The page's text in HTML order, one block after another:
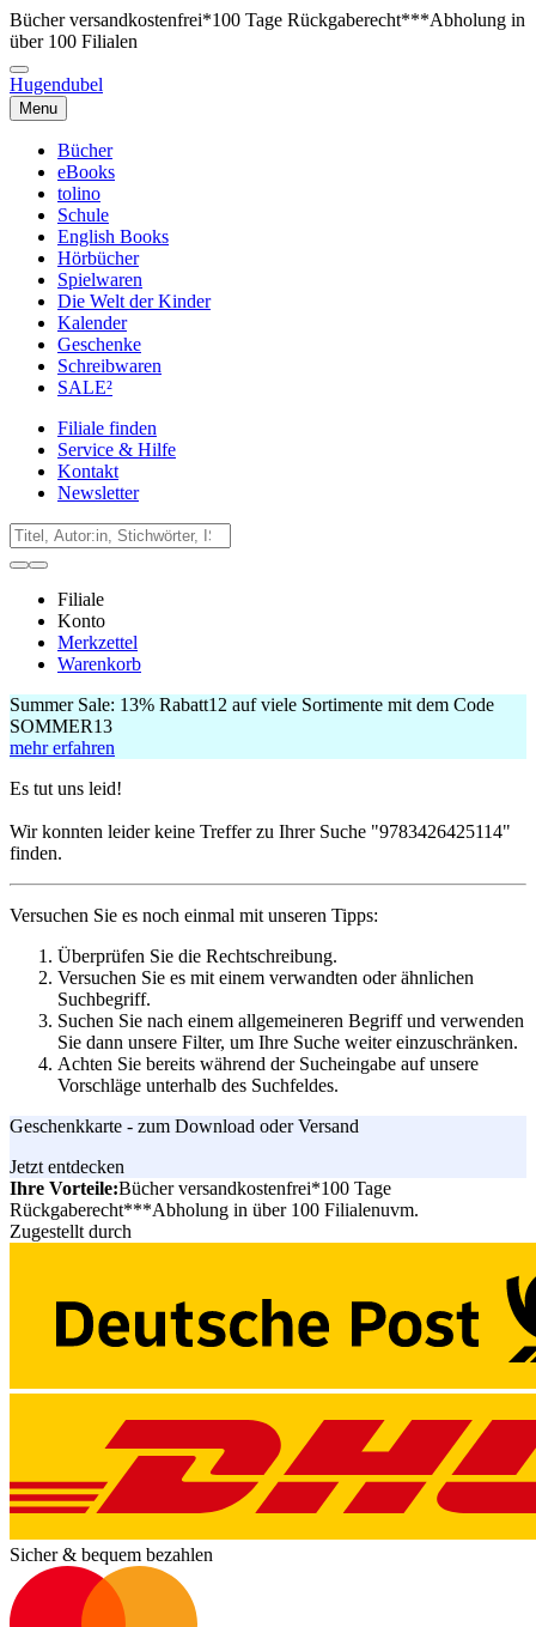
Bücher versandkostenfrei*100 Tage Rückgaberecht***Abholung in
über 100 Filialen
Hugendubel
Menu
Bücher
eBooks
tolino
Schule
English Books
Hörbücher
Spielwaren
Die Welt der Kinder
Kalender
Geschenke
Schreibwaren
SALE²
Filiale finden
Service & Hilfe
Kontakt
Newsletter
Filiale
Konto
Merkzettel
Warenkorb
Summer Sale: 13% Rabatt12 auf viele Sortimente mit dem Code
SOMMER13
mehr erfahren
Es tut uns leid!
Wir konnten leider keine Treffer zu Ihrer Suche "9783426425114"
finden.
Versuchen Sie es noch einmal mit unseren Tipps:
Überprüfen Sie die Rechtschreibung.
Versuchen Sie es mit einem verwandten oder ähnlichen
Suchbegriff.
Suchen Sie nach einem allgemeineren Begriff und verwenden
Sie dann unsere Filter, um Ihre Suche weiter einzuschränken.
Achten Sie bereits während der Sucheingabe auf unsere
Vorschläge unterhalb des Suchfeldes.
Geschenkkarte - zum Download oder Versand
Jetzt entdecken
Ihre Vorteile:Bücher versandkostenfrei*100 Tage
Rückgaberecht***Abholung in über 100 Filialenuvm.
Zugestellt durch
Sicher & bequem bezahlen